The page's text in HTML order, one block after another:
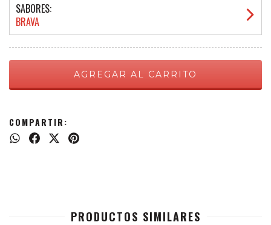
SABORES:
BRAVA
COMPARTIR:
PRODUCTOS SIMILARES